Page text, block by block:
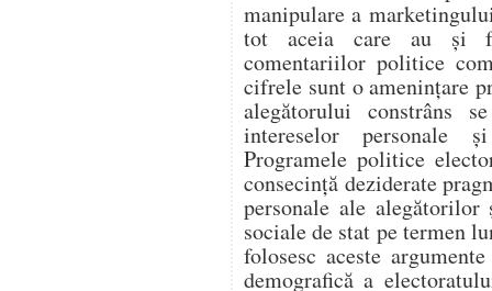
manipulare a
tot aceia care au și
comentariilor politice
cifrele sunt o amenințare
alegătorului constrâns
intereselor personale
Programele politice
consecință deziderate
personale ale
sociale de stat pe termen
folosesc aceste
demografică a